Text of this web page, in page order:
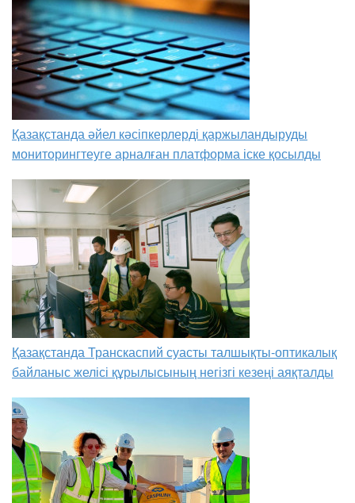
Қазақстанда әйел кәсіпкерлерді қаржыландыруды
мониторингтеуге арналған платформа іске қосылды
Қазақстанда Транскаспий суасты талшықты-оптикалық
байланыс желісі құрылысының негізгі кезеңі аяқталды